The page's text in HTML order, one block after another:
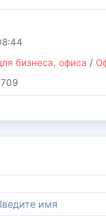
бизнеса, офиса /
709